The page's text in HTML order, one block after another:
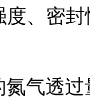
度、密
气透过